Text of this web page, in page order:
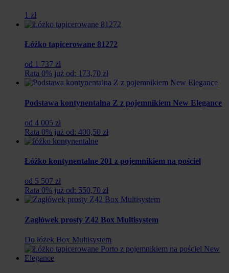
1 zł
Łóżko tapicerowane 81272
od 1 737 zł
Rata 0% już od: 173,70 zł
Podstawa kontynentalna Z z pojemnikiem New Elegance
od 4 005 zł
Rata 0% już od: 400,50 zł
Łóżko kontynentalne 201 z pojemnikiem na pościel
od 5 507 zł
Rata 0% już od: 550,70 zł
Zagłówek prosty Z42 Box Multisystem
Do łóżek Box Multisystem